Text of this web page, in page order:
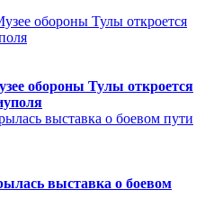
обороны Тулы откроется
выставка о боевом